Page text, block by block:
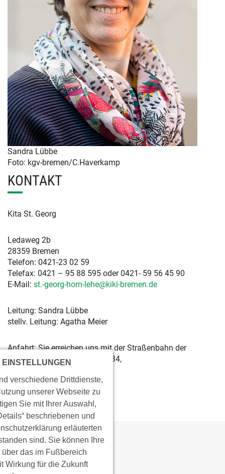
Sandra Lübbe
Foto: kgv-bremen/C.Haverkamp
KONTAKT
Kita St. Georg
Ledaweg 2b
28359 Bremen
Telefon: 0421-23 02 59
Telefax: 0421 – 95 88 595 oder 0421- 59 56 45 90
E-Mail: st.-georg-horn-lehe@kiki-bremen.de
Leitung: Sandra Lübbe
stellv. Leitung: Agatha Meier
Anfahrt: Sie erreichen uns mit der Straßenbahn der
Linie 4 und den Buslinien 33/34,
KONTAKT
verschiedene Drittdienste,
unserer Webseite zu
Sie mit Ihrer Auswahl,
beschriebenen und
erläuterten
sind. Sie können Ihre
das im Fußbereich
Wirkung für die Zukunft